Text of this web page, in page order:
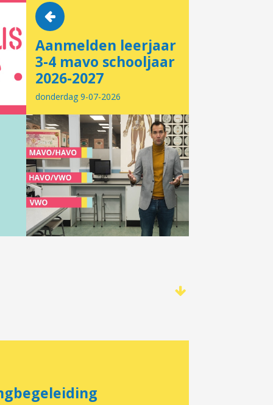
Aanmelden leerjaar
3-4 mavo schooljaar
2026-2027
donderdag 9-07-2026